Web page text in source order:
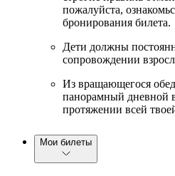
пожалуйста,
бронирования билета.
Дети должны
сопровождении
Из вращающегося
панорамный дневной
протяжении всей
Мои билеты